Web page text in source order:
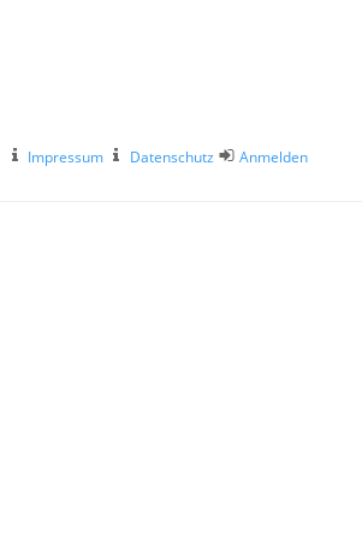
Impressum Datenschutz Anmelden